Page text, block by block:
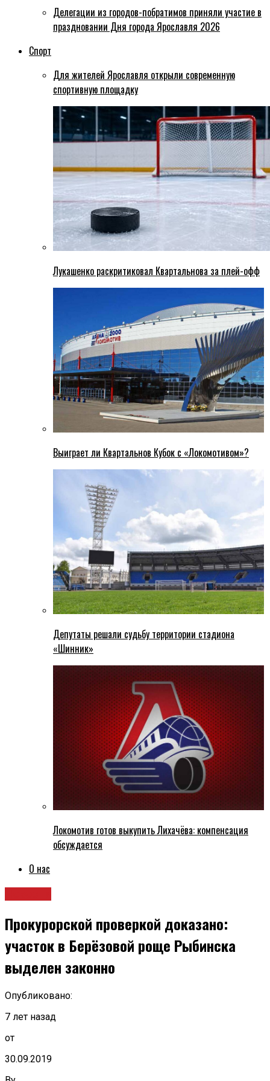
Делегации из городов-побратимов приняли участие в
праздновании Дня города Ярославля 2026
Спорт
Для жителей Ярославля открыли современную
спортивную площадку
Лукашенко раскритиковал Квартальнова за плей-офф
Выиграет ли Квартальнов Кубок с «Локомотивом»?
Депутаты решали судьбу территории стадиона
«Шинник»
Локомотив готов выкупить Лихачёва: компенсация
обсуждается
О нас
Прокурорской проверкой доказано:
участок в Берёзовой роще Рыбинска
выделен законно
Опубликовано:
7 лет назад
от
30.09.2019